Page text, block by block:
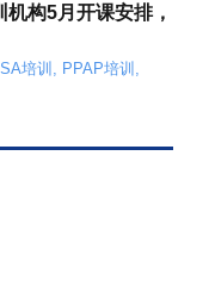
构5月开课安排，
培训 PPAP培训